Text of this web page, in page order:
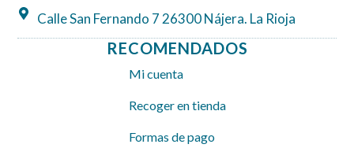
Calle San Fernando 7 26300 Nájera. La Rioja
RECOMENDADOS
Mi cuenta
Recoger en tienda
Formas de pago